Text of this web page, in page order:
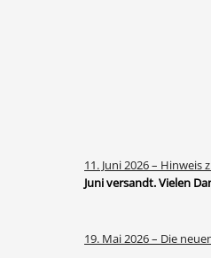
11. Juni 2026 – Hinweis
Juni versandt. Vielen
19. Mai 2026 – Die